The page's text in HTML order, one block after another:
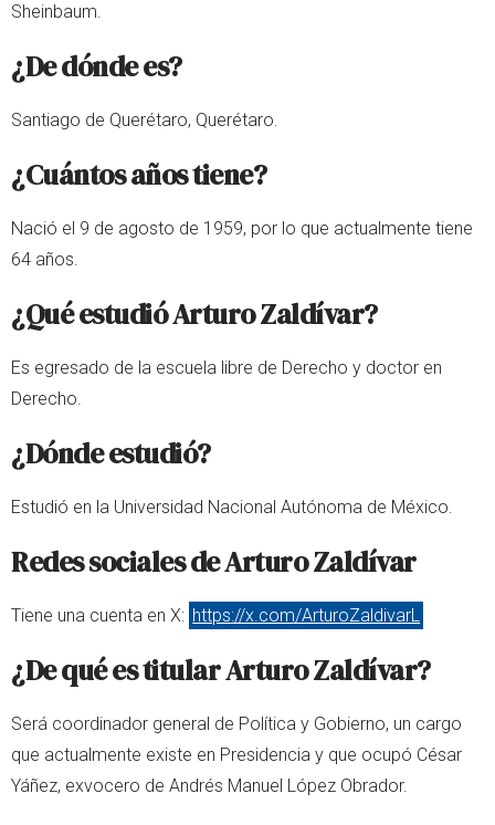
Sheinbaum.
¿De dónde es?
Santiago de Querétaro, Querétaro.
¿Cuántos años tiene?
Nació el 9 de agosto de 1959, por lo que actualmente tiene
64 años.
¿Qué estudió Arturo Zaldívar?
Es egresado de la escuela libre de Derecho y doctor en
Derecho.
¿Dónde estudió?
Estudió en la Universidad Nacional Autónoma de México.
Redes sociales de Arturo Zaldívar
Tiene una cuenta en X: https://x.com/ArturoZaldivarL
¿De qué es titular Arturo Zaldívar?
Será coordinador general de Política y Gobierno, un cargo
que actualmente existe en Presidencia y que ocupó César
Yáñez, exvocero de Andrés Manuel López Obrador.